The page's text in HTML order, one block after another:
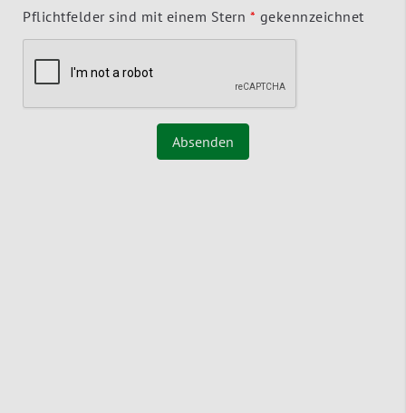
Pflichtfelder sind mit einem Stern * gekennzeichnet
Absenden